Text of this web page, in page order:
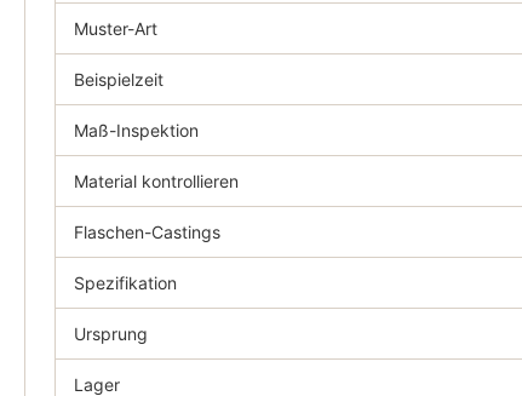
Muster-Art
Beispielzeit
Maß-Inspektion
Material kontrollieren
Flaschen-Castings
Spezifikation
Ursprung
Lager